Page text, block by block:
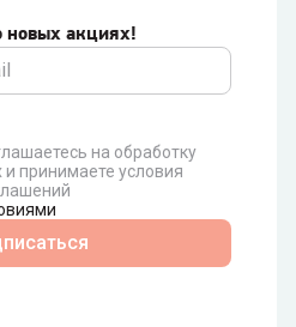
новых акциях!
на обработку
принимаете условия